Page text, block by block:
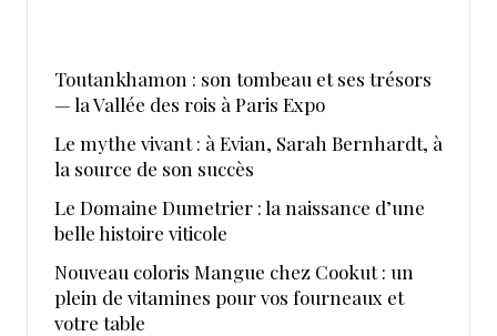
Toutankhamon : son tombeau et ses trésors
— la Vallée des rois à Paris Expo
Le mythe vivant : à Evian, Sarah Bernhardt, à
la source de son succès
Le Domaine Dumetrier : la naissance d’une
belle histoire viticole
Nouveau coloris Mangue chez Cookut : un
plein de vitamines pour vos fourneaux et
votre table